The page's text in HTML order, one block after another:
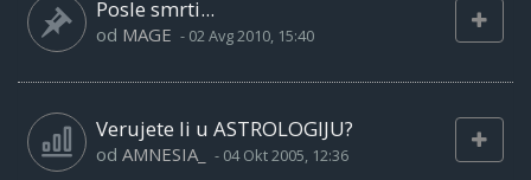
Posle smrti...
od MAGE - 02 Avg 2010, 15:40
Verujete li u ASTROLOGIJU?
od AMNESIA_ - 04 Okt 2005, 12:36